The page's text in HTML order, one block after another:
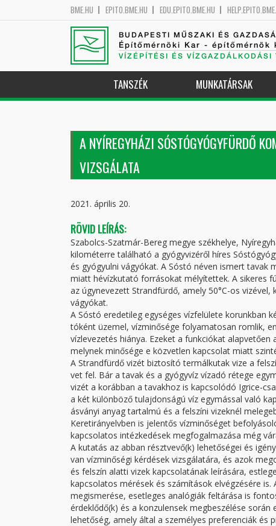
BME.HU EPITO.BME.HU EDU.EPITO.BME.HU
BUDAPESTI MŰSZAKI ÉS
Építőmérnöki Kar - építőmérnök
VÍZÉPÍTÉSI ÉS VÍZGAZDÁLKODÁSI
TANSZÉK MUNKATÁRSAK
A NYÍREGYHÁZI SÓSTÓGYÓGYFÜRDŐ
VIZSGÁLATA
2021. április 20.
RÖVID LEÍRÁS:
Szabolcs-Szatmár-Bereg megye székhelye,
kilométerre található a gyógyvizéről híres
és gyógyulni vágyókat. A Sóstó néven ismert tavak
miatt hévízkutató forrásokat mélyítettek. A sikeres
az úgynevezett Strandfürdő, amely 50°C-os
vágyókat.
A Sóstó eredetileg egységes vízfelülete korunkban
tóként üzemel, vízminősége folyamatosan romlik,
vízlevezetés hiánya. Ezeket a funkciókat
melynek minősége e közvetlen kapcsolat miatt
A Strandfürdő vizét biztosító termálkutak vize a
vet fel. Bár a tavak és a gyógyvíz vízadó rétege
vizét a korábban a tavakhoz is kapcsolódó Igrice-
a két különböző tulajdonságú víz egymással való
ásványi anyag tartalmú és a felszíni vizeknél
Keretirányelvben is jelentős vízminőséget
kapcsolatos intézkedések megfogalmazása még
A kutatás az abban résztvevő(k) lehetőségei és
van vízminőségi kérdések vizsgálatára, és azok
és felszín alatti vizek kapcsolatának leírására,
kapcsolatos mérések és számítások elvégzésére
megismerése, esetleges analógiák feltárása is
érdeklődő(k) és a konzulensek megbeszélése
lehetőség, amely által a személyes preferenciák és